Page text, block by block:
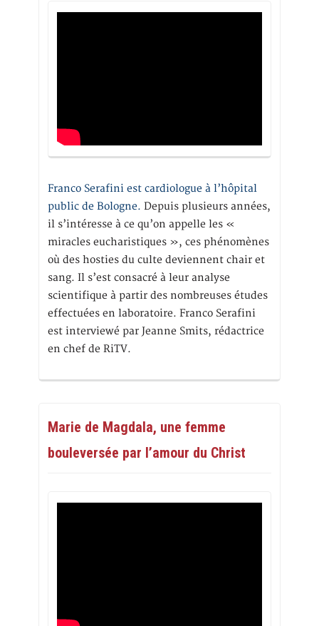
Franco Serafini est cardiologue à l’hôpital
public de Bologne. Depuis plusieurs années,
il s’intéresse à ce qu’on appelle les «
miracles eucharistiques », ces phénomènes
où des hosties du culte deviennent chair et
sang. Il s’est consacré à leur analyse
scientifique à partir des nombreuses études
effectuées en laboratoire. Franco Serafini
est interviewé par Jeanne Smits, rédactrice
en chef de RiTV.
Marie de Magdala, une femme
bouleversée par l’amour du Christ